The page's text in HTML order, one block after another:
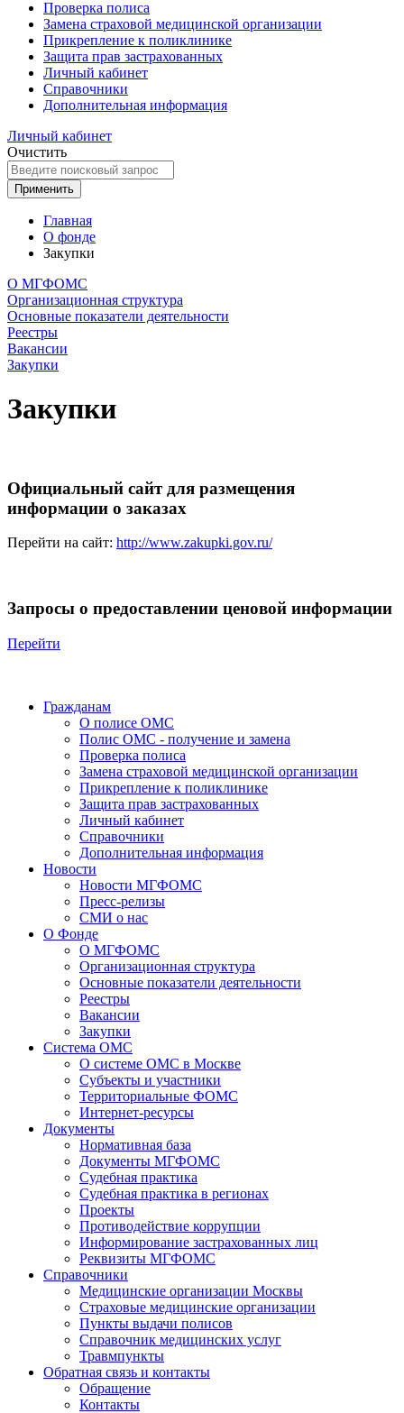
Проверка полиса
Замена страховой медицинской организации
Прикрепление к поликлинике
Защита прав застрахованных
Личный кабинет
Справочники
Дополнительная информация
Личный кабинет
Очистить
Применить
Главная
О фонде
Закупки
О МГФОМС
Организационная структура
Основные показатели деятельности
Реестры
Вакансии
Закупки
Закупки
Официальный сайт для размещения
информации о заказах
Перейти на сайт: http://www.zakupki.gov.ru/
Запросы о предоставлении ценовой информации
Перейти
Гражданам
О полисе ОМС
Полис ОМС - получение и замена
Проверка полиса
Замена страховой медицинской организации
Прикрепление к поликлинике
Защита прав застрахованных
Личный кабинет
Справочники
Дополнительная информация
Новости
Новости МГФОМС
Пресс-релизы
СМИ о нас
О Фонде
О МГФОМС
Организационная структура
Основные показатели деятельности
Реестры
Вакансии
Закупки
Система ОМС
О системе ОМС в Москве
Субъекты и участники
Территориальные ФОМС
Интернет-ресурсы
Документы
Нормативная база
Документы МГФОМС
Судебная практика
Судебная практика в регионах
Проекты
Противодействие коррупции
Информирование застрахованных лиц
Реквизиты МГФОМС
Справочники
Медицинские организации Москвы
Страховые медицинские организации
Пункты выдачи полисов
Справочник медицинских услуг
Травмпункты
Обратная связь и контакты
Обращение
Контакты